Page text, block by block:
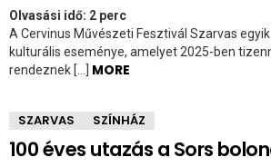
Olvasási idő: 2 perc
A Cervinus Művészeti Fesztivál Szarvas
kulturális eseménye, amelyet 2025-ben
rendeznek […] MORE
SZARVAS SZÍNHÁZ
100 éves utazás a Sors